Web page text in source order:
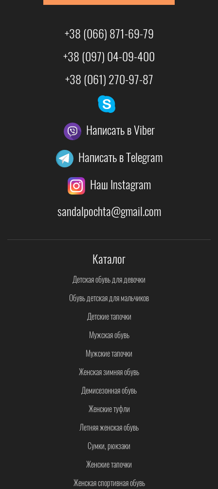
+38 (066) 871-69-79
+38 (097) 04-09-400
+38 (061) 270-97-87
Написать в Viber
Написать в Telegram
Наш Instagram
sandalpochta@gmail.com
Каталог
Детская обувь для девочки
Обувь детская для мальчиков
Детские тапочки
Мужская обувь
Мужские тапочки
Женская зимняя обувь
Демисезонная обувь
Женские туфли
Летняя женская обувь
Сумки, рюкзаки
Женские тапочки
Женская спортивная обувь